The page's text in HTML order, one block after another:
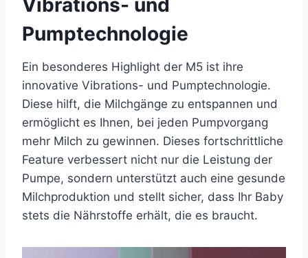
Pumptechnologie
Ein besonderes Highlight der M5 ist ihre
innovative Vibrations- und Pumptechnologie.
Diese hilft, die Milchgänge zu entspannen und
ermöglicht es Ihnen, bei jeden Pumpvorgang
mehr Milch zu gewinnen. Dieses fortschrittliche
Feature verbessert nicht nur die Leistung der
Pumpe, sondern unterstützt auch eine gesunde
Milchproduktion und stellt sicher, dass Ihr Baby
stets die Nährstoffe erhält, die es braucht.